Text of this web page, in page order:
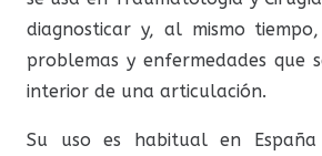
diagnosticar y, al mismo
problemas y enfermedades que
interior de una articulación.
Su uso es habitual en